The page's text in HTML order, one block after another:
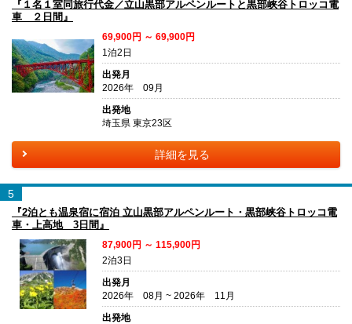
『１名１室同旅行代金／立山黒部アルペンルートと黒部峡谷トロッコ電
車 ２日間』
69,900円 ～ 69,900円
1泊2日
出発月
2026年 09月
出発地
埼玉県 東京23区
詳細を見る
5
『2泊とも温泉宿に宿泊 立山黒部アルペンルート・黒部峡谷トロッコ電
車・上高地 3日間』
87,900円 ～ 115,900円
2泊3日
出発月
2026年 08月 ~ 2026年 11月
出発地